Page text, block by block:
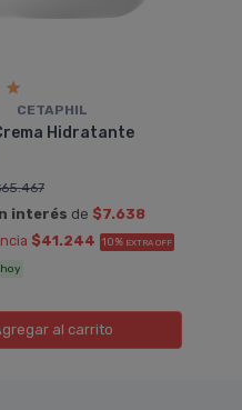
CETAPHIL
Hidratante
interés de $7.638
$41.244 10% EXTRA OFF
hoy
al carrito